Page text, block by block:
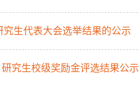
生代表大会选举结果的公示
究生校级奖励金评选结果公示